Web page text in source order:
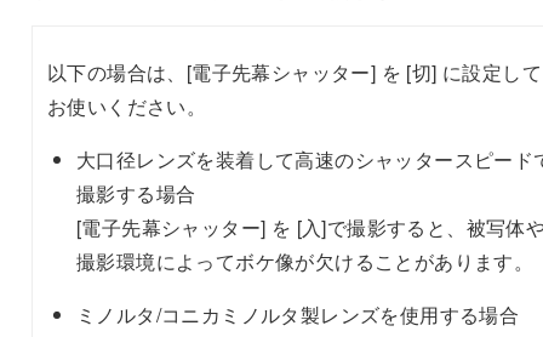
以下の場合は、[電子先幕シャッター] を [切] に設定して
お使いください。
大口径レンズを装着して高速のシャッタースピード
撮影する場合
[電子先幕シャッター] を [入]で撮影すると、被写体
撮影環境によってボケ像が欠けることがあります。
ミノルタ/コニカミノルタ製レンズを使用する場合